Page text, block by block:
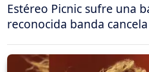
Estéreo Picnic sufre una
reconocida banda